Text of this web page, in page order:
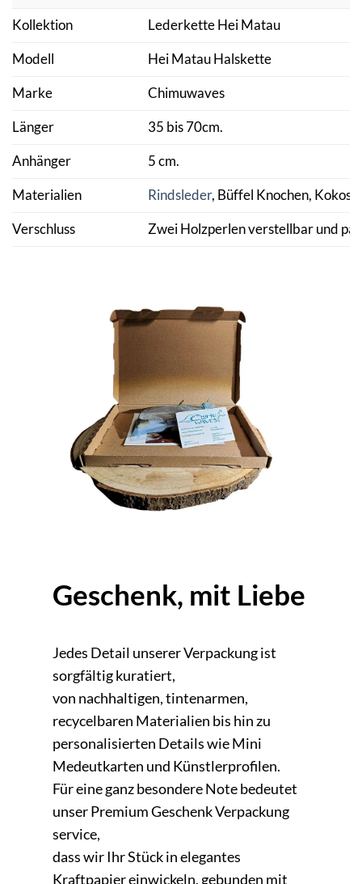
Kollektion
Lederkette Hei Matau
Modell Hei Matau Halskette
Marke Chimuwaves
Länger 35 bis 70cm.
Anhänger 5 cm.
Materialien Rindsleder, Büffel Knochen,
Verschluss Zwei Holzperlen verstellbar und
Geschenk, mit Liebe
Jedes Detail unserer Verpackung ist
sorgfältig kuratiert,
von nachhaltigen, tintenarmen,
recycelbaren Materialien bis hin zu
personalisierten Details wie Mini
Medeutkarten und Künstlerprofilen.
Für eine ganz besondere Note bedeutet
unser Premium Geschenk Verpackung
service,
dass wir Ihr Stück in elegantes
Kraftpapier einwickeln, gebunden mit